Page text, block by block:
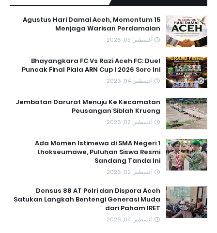
15 Agustus Hari Damai Aceh, Momentum
Menjaga Warisan Perdamaian
أغسطس 03, 2026
Bhayangkara FC Vs Razi Aceh FC: Duel
Puncak Final Piala ARN Cup I 2026 Sore Ini
أغسطس 04, 2026
Jembatan Darurat Menuju Ke Kecamatan
Peusangan Siblah Krueng
أغسطس 02, 2026
Ada Momen Istimewa di SMA Negeri 1
Lhokseumawe, Puluhan Siswa Resmi
Sandang Tanda Ini
أغسطس 02, 2026
Densus 88 AT Polri dan Dispora Aceh
Satukan Langkah Bentengi Generasi Muda
dari Paham IRET
أغسطس 04, 2026